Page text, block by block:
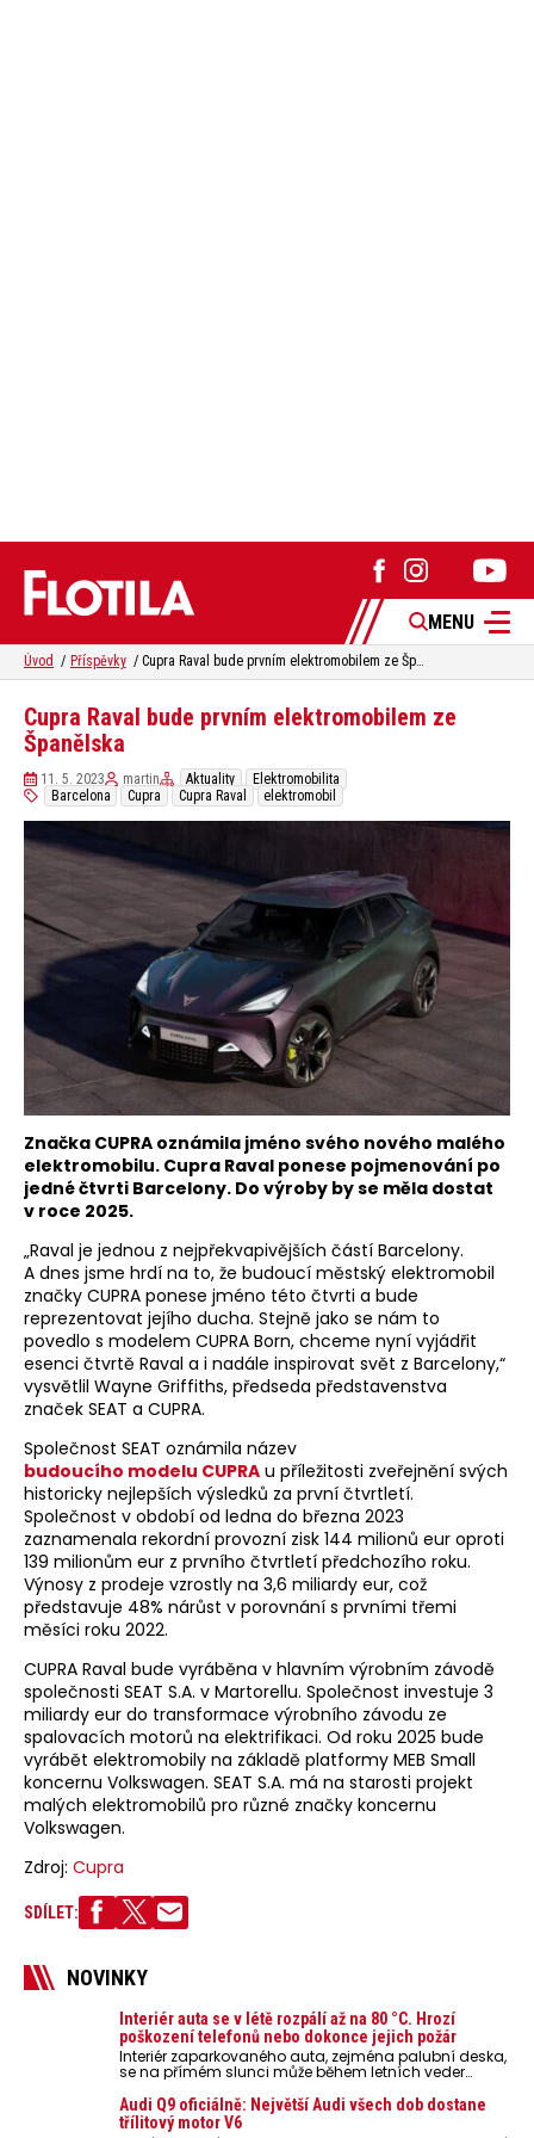
MENU
Úvod Příspěvky Cupra Raval bude prvním elektromobilem ze Španělska
Cupra Raval bude prvním elektromobilem ze
Španělska
11. 5. 2023 martin Aktuality
Elektromobilita
Barcelona
Cupra Cupra Raval elektromobil
Značka CUPRA oznámila jméno svého nového malého
elektromobilu. Cupra Raval ponese pojmenování po
jedné čtvrti Barcelony. Do výroby by se měla dostat
v roce 2025.
„Raval je jednou z nejpřekvapivějších částí Barcelony.
A dnes jsme hrdí na to, že budoucí městský elektromobil
značky CUPRA ponese jméno této čtvrti a bude
reprezentovat jejího ducha. Stejně jako se nám to
povedlo s modelem CUPRA Born, chceme nyní vyjádřit
esenci čtvrtě Raval a i nadále inspirovat svět z Barcelony,“
vysvětlil Wayne Griffiths, předseda představenstva
značek SEAT a CUPRA.
Společnost SEAT oznámila název
budoucího modelu CUPRA u příležitosti zveřejnění svých
historicky nejlepších výsledků za první čtvrtletí.
Společnost v období od ledna do března 2023
zaznamenala rekordní provozní zisk 144 milionů eur oproti
139 milionům eur z prvního čtvrtletí předchozího roku.
Výnosy z prodeje vzrostly na 3,6 miliardy eur, což
představuje 48% nárůst v porovnání s prvními třemi
měsíci roku 2022.
CUPRA Raval bude vyráběna v hlavním výrobním závodě
společnosti SEAT S.A. v Martorellu. Společnost investuje 3
miliardy eur do transformace výrobního závodu ze
spalovacích motorů na elektrifikaci. Od roku 2025 bude
vyrábět elektromobily na základě platformy MEB Small
koncernu Volkswagen. SEAT S.A. má na starosti projekt
malých elektromobilů pro různé značky koncernu
Volkswagen.
Zdroj: Cupra
SDÍLET:
NOVINKY
Interiér auta se v létě rozpálí až na 80 °C. Hrozí
poškození telefonů nebo dokonce jejich požár
Interiér zaparkovaného auta, zejména palubní deska,
se na přímém slunci může během letních veder
nebezpečí pro odložené mobilní telefony, powerbanky
nebo notebooky. Můžou urychlit stárnutí baterií,
Audi Q9 oficiálně: Největší Audi všech dob dostane
třílitový motor V6